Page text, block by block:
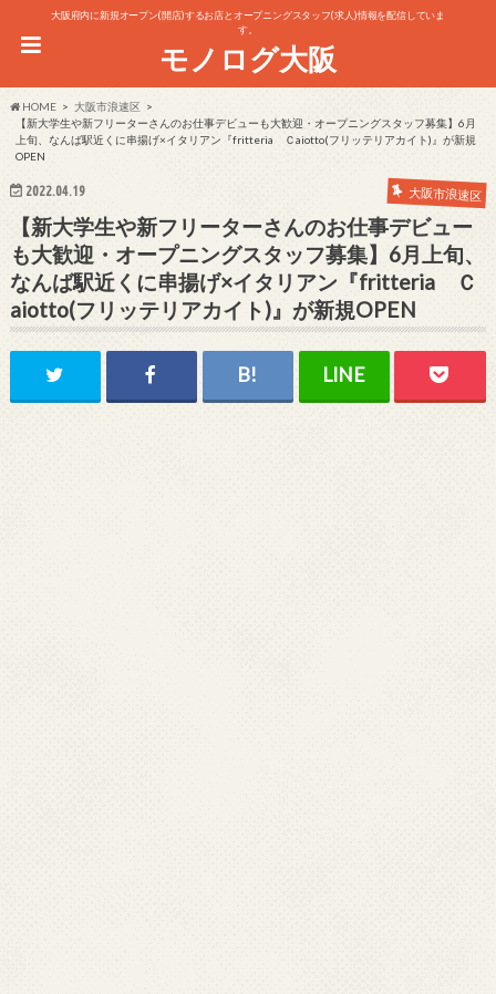
大阪府内に新規オープン(開店)するお店とオープニングスタッフ(求人)情報を配信していま
す。
モノログ大阪
HOME
大阪市浪速区
【新大学生や新フリーターさんのお仕事デビューも大歓迎・オープニングスタッフ募集】6月
上旬、なんば駅近くに串揚げ×イタリアン『fritteria Ｃaiotto(フリッテリアカイト)』が新規
OPEN
2022.04.19 大阪市浪速区
【新大学生や新フリーターさんのお仕事デビュー
も大歓迎・オープニングスタッフ募集】6月上旬、
なんば駅近くに串揚げ×イタリアン『fritteria Ｃ
aiotto(フリッテリアカイト)』が新規OPEN